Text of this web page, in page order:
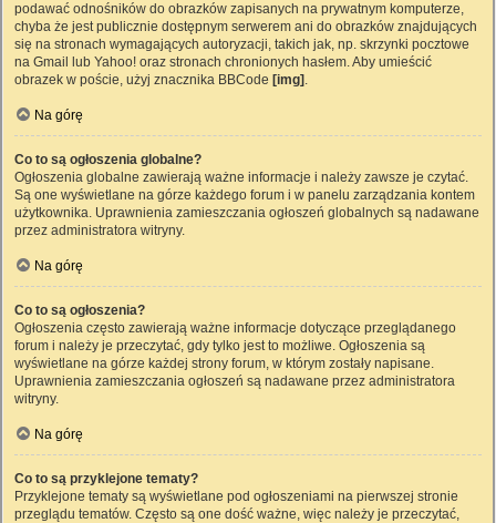
podawać odnośników do obrazków zapisanych na prywatnym komputerze,
chyba że jest publicznie dostępnym serwerem ani do obrazków znajdujących
się na stronach wymagających autoryzacji, takich jak, np. skrzynki pocztowe
na Gmail lub Yahoo! oraz stronach chronionych hasłem. Aby umieścić
obrazek w poście, użyj znacznika BBCode [img] .
Na górę
Co to są ogłoszenia globalne?
Ogłoszenia globalne zawierają ważne informacje i należy zawsze je czytać.
Są one wyświetlane na górze każdego forum i w panelu zarządzania kontem
użytkownika. Uprawnienia zamieszczania ogłoszeń globalnych są nadawane
przez administratora witryny.
Na górę
Co to są ogłoszenia?
Ogłoszenia często zawierają ważne informacje dotyczące przeglądanego
forum i należy je przeczytać, gdy tylko jest to możliwe. Ogłoszenia są
wyświetlane na górze każdej strony forum, w którym zostały napisane.
Uprawnienia zamieszczania ogłoszeń są nadawane przez administratora
witryny.
Na górę
Co to są przyklejone tematy?
Przyklejone tematy są wyświetlane pod ogłoszeniami na pierwszej stronie
przeglądu tematów. Często są one dość ważne, więc należy je przeczytać,